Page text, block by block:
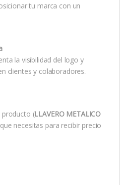
tu marca con un
la visibilidad del logo y
clientes y colaboradores.
producto (LLAVERO METALICO
necesitas para recibir precio